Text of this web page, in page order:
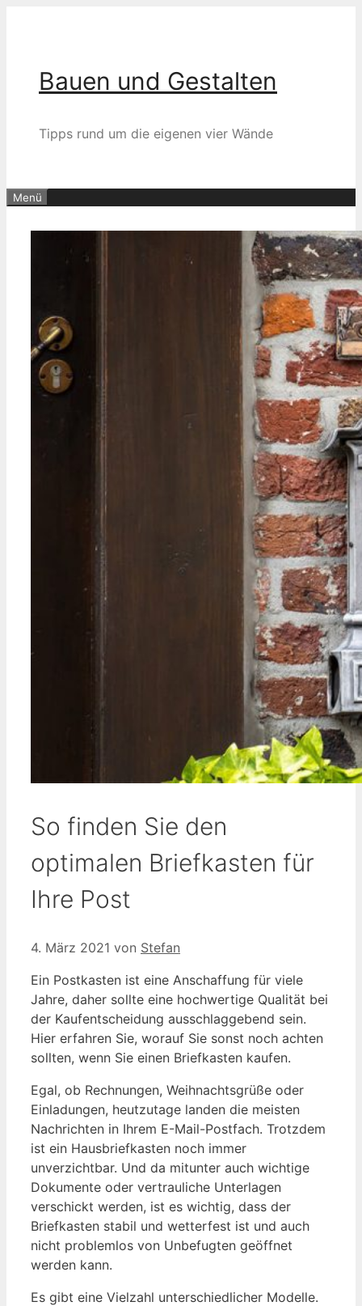
Bauen und Gestalten
Tipps rund um die eigenen vier Wände
Menü
So finden Sie den
optimalen Briefkasten für
Ihre Post
4. März 2021 von Stefan
Ein Postkasten ist eine Anschaffung für viele
Jahre, daher sollte eine hochwertige Qualität bei
der Kaufentscheidung ausschlaggebend sein.
Hier erfahren Sie, worauf Sie sonst noch achten
sollten, wenn Sie einen Briefkasten kaufen.
Egal, ob Rechnungen, Weihnachtsgrüße oder
Einladungen, heutzutage landen die meisten
Nachrichten in Ihrem E-Mail-Postfach. Trotzdem
ist ein Hausbriefkasten noch immer
unverzichtbar. Und da mitunter auch wichtige
Dokumente oder vertrauliche Unterlagen
verschickt werden, ist es wichtig, dass der
Briefkasten stabil und wetterfest ist und auch
nicht problemlos von Unbefugten geöffnet
werden kann.
Es gibt eine Vielzahl unterschiedlicher Modelle.